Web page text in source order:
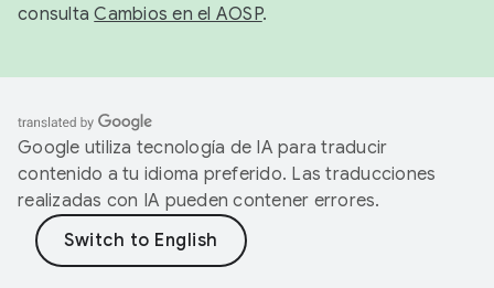
consultaCambios en el AOSP.
Google utiliza tecnología de IA para traducir
contenido a tu idioma preferido. Las traducciones
realizadas con IA pueden contener errores.